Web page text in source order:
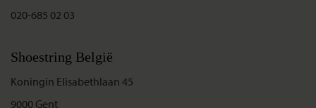
020-685 02 03
Shoestring België
Koningin Elisabethlaan 45
9000 Gent